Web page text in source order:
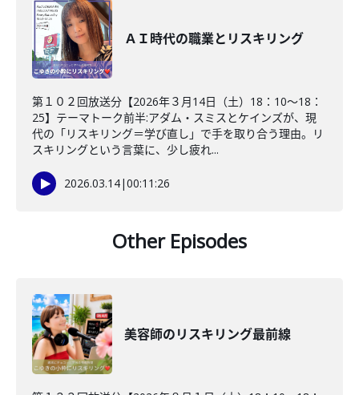
ＡＩ時代の職業とリスキリング
第１０２回放送分【2026年３月14日（土）18：10～18：
25】テーマトーク前半:アダム・スミスとケインズが、現
代の「リスキリング＝学び直し」で手を取り合う理由。リ
スキリングという言葉に、少し疲れ...
2026.03.14|00:11:26
Other Episodes
美容師のリスキリング最前線